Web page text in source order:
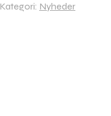
Kategori: Nyheder